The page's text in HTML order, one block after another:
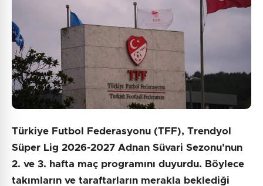
Türkiye Futbol Federasyonu (TFF), Trendyol
Süper Lig 2026-2027 Adnan Süvari Sezonu'nun
2. ve 3. hafta maç programını duyurdu. Böylece
takımların ve taraftarların merakla beklediği